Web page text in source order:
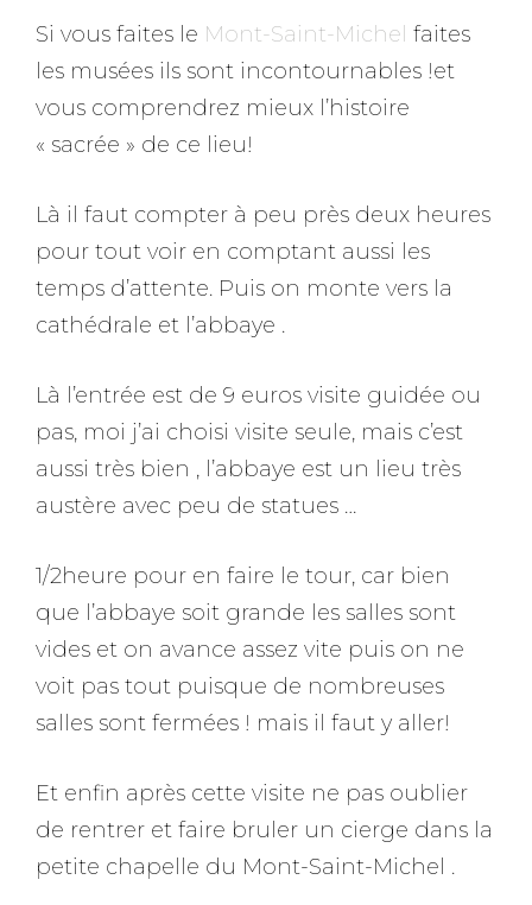
Si vous faites le Mont-Saint-Michel faites
les musées ils sont incontournables !et
vous comprendrez mieux l’histoire
« sacrée » de ce lieu!
Là il faut compter à peu près deux heures
pour tout voir en comptant aussi les
temps d’attente. Puis on monte vers la
cathédrale et l’abbaye .
Là l’entrée est de 9 euros visite guidée ou
pas, moi j’ai choisi visite seule, mais c’est
aussi très bien , l’abbaye est un lieu très
austère avec peu de statues …
1/2heure pour en faire le tour, car bien
que l’abbaye soit grande les salles sont
vides et on avance assez vite puis on ne
voit pas tout puisque de nombreuses
salles sont fermées ! mais il faut y aller!
Et enfin après cette visite ne pas oublier
de rentrer et faire bruler un cierge dans la
petite chapelle du Mont-Saint-Michel .